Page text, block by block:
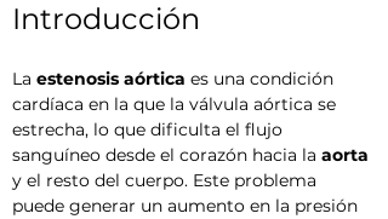
Introducción
La estenosis aórtica es una condición
cardíaca en la que la válvula aórtica se
estrecha, lo que dificulta el flujo
sanguíneo desde el corazón hacia la aorta
y el resto del cuerpo. Este problema
puede generar un aumento en la presión